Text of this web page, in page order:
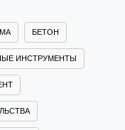
БЕТОН
ИНСТРУМЕНТЫ